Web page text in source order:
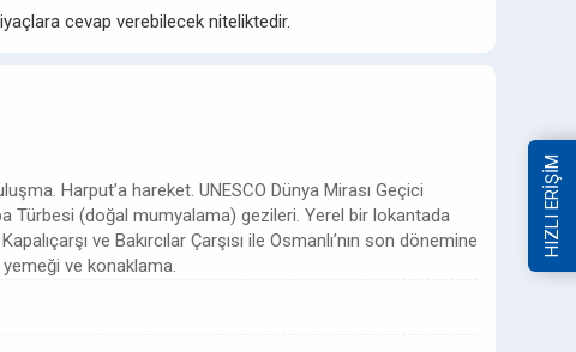
cevap verebilecek niteliktedir.
Harput’a hareket. UNESCO Dünya Mirası Geçici
Türbesi (doğal mumyalama) gezileri. Yerel bir lokantada
ve Bakırcılar Çarşısı ile Osmanlı’nın son dönemine
yemeği ve konaklama.
HIZLI ERİŞİM